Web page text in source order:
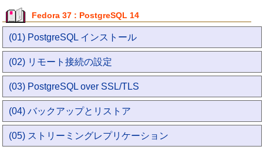
Fedora 37 : PostgreSQL 14
(01) PostgreSQL インストール
(02) リモート接続の設定
(03) PostgreSQL over SSL/TLS
(04) バックアップとリストア
(05) ストリーミングレプリケーション